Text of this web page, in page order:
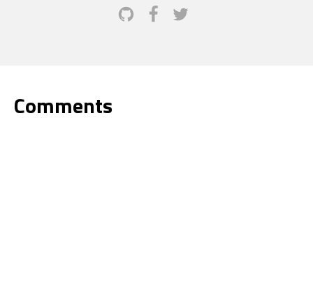
Comments